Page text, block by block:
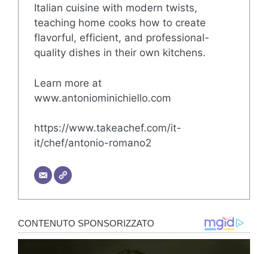
Italian cuisine with modern twists,
teaching home cooks how to create
flavorful, efficient, and professional-
quality dishes in their own kitchens.
Learn more at
www.antoniominichiello.com
https://www.takeachef.com/it-
it/chef/antonio-romano2